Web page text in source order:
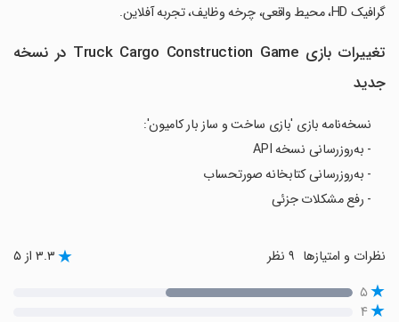
گرافیک HD، محیط واقعی، چرخه وظایف، تجربه آفلاین.
تغییرات بازی Truck Cargo Construction Game در نسخه
جدید
نسخه‌نامه بازی 'بازی ساخت و ساز بار کامیون':
- به‌روزرسانی نسخه API
- به‌روزرسانی کتابخانه صورتحساب
- رفع مشکلات جزئی
نظرات و امتیازها ۳.۳ از ۵
۵
۴